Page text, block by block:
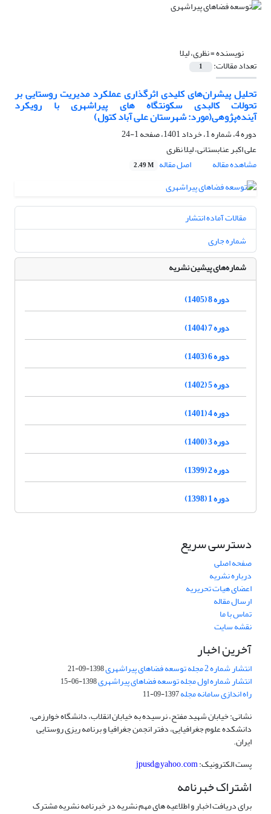
نویسنده =نظری، لیلا
تعداد مقالات: 1
تحلیل پیشران‌های کلیدی اثرگذاری عملکرد مدیریت روستایی بر
تحولات کالبدی سکونتگاه های پیراشهری با رویکرد
آینده‌پژوهی(مورد: شهرستان علی آباد کتول)
دوره 4، شماره 1، خرداد 1401، صفحه
1-24
علی اکبر عنابستانی، لیلا نظری
مشاهده مقاله
اصل مقاله 2.49 M
مقالات آماده انتشار
شماره جاری
شماره‌های پیشین نشریه
دوره 8 (1405)
دوره 7 (1404)
دوره 6 (1403)
دوره 5 (1402)
دوره 4 (1401)
دوره 3 (1400)
دوره 2 (1399)
دوره 1 (1398)
دسترسی سریع
صفحه اصلی
درباره نشریه
اعضای هیات تحریریه
ارسال مقاله
تماس با ما
نقشه سایت
آخرین اخبار
انتشار شماره 2 مجله توسعه فضاهای پیراشهری 1398-09-21
انتشار شماره اول مجله توسعه فضاهای پیراشهری1398-06-15
راه اندازی سامانه مجله1397-09-11
نشانی: خیابان شهید مفتح، نرسیده به خیابان انقلاب، دانشگاه خوارزمی،
دانشکده علوم جغرافیایی، دفتر انجمن جغرافیا و برنامه ریزی روستایی
ایران.
پست الکترونیک:jpusd@yahoo.com
اشتراک خبرنامه
برای دریافت اخبار و اطلاعیه های مهم نشریه در خبرنامه نشریه مشترک